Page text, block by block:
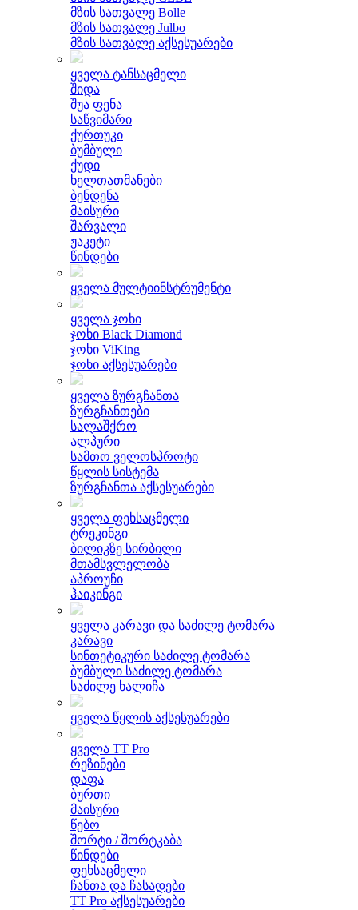
მზის სათვალე Bolle
მზის სათვალე Julbo
მზის სათვალე აქსესუარები
ყველა ტანსაცმელი
შიდა
შუა ფენა
საწვიმარი
ქურთუკი
ბუმბული
ქუდი
ხელთათმანები
ბენდენა
მაისური
შარვალი
ჟაკეტი
წინდები
ყველა მულტიინსტრუმენტი
ყველა ჯოხი
ჯოხი Black Diamond
ჯოხი ViKing
ჯოხი აქსესუარები
ყველა ზურგჩანთა
ზურგჩანთები
სალაშქრო
ალპური
სამთო ველოსპროტი
წყლის სისტემა
ზურგჩანთა აქსესუარები
ყველა ფეხსაცმელი
ტრეკინგი
ბილიკზე სირბილი
მთამსვლელობა
აპროუჩი
ჰაიკინგი
ყველა კარავი და საძილე ტომარა
კარავი
სინთეტიკური საძილე ტომარა
ბუმბული საძილე ტომარა
საძილე ხალიჩა
ყველა წყლის აქსესუარები
ყველა TT Pro
რეზინები
დაფა
ბურთი
მაისური
წებო
შორტი / შორტკაბა
წინდები
ფეხსაცმელი
ჩანთა და ჩასადები
TT Pro აქსესუარები